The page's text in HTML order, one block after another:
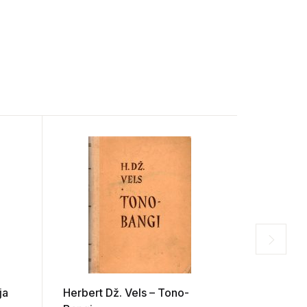
Herbert Dž. Vels – Tono-